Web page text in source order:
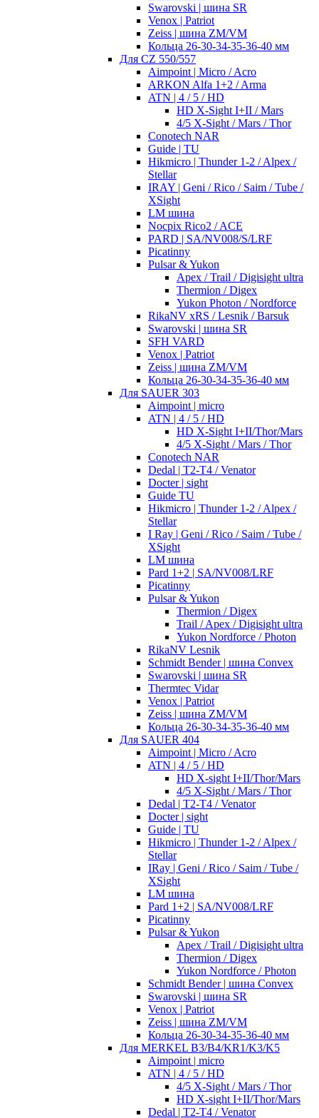
Swarovski | шина SR
Venox | Patriot
Zeiss | шина ZM/VM
Кольца 26-30-34-35-36-40 мм
Для CZ 550/557
Aimpoint | Micro / Acro
ARKON Alfa 1+2 / Arma
ATN | 4 / 5 / HD
HD X-Sight I+II / Mars
4/5 X-Sight / Mars / Thor
Conotech NAR
Guide | TU
Hikmicro | Thunder 1-2 / Alpex /
Stellar
IRAY | Geni / Rico / Saim / Tube /
XSight
LM шина
Nocpix Rico2 / ACE
PARD | SA/NV008/S/LRF
Picatinny
Pulsar & Yukon
Apex / Trail / Digisight ultra
Thermion / Digex
Yukon Photon / Nordforce
RikaNV xRS / Lesnik / Barsuk
Swarovski | шина SR
SFH VARD
Venox | Patriot
Zeiss | шина ZM/VM
Кольца 26-30-34-35-36-40 мм
Для SAUER 303
Aimpoint | micro
ATN | 4 / 5 / HD
HD X-Sight I+II/Thor/Mars
4/5 X-Sight / Mars / Thor
Conotech NAR
Dedal | T2-T4 / Venator
Docter | sight
Guide TU
Hikmicro | Thunder 1-2 / Alpex /
Stellar
I Ray | Geni / Rico / Saim / Tube /
XSight
LM шина
Pard 1+2 | SA/NV008/LRF
Picatinny
Pulsar & Yukon
Thermion / Digex
Trail / Apex / Digisight ultra
Yukon Nordforce / Photon
RikaNV Lesnik
Schmidt Bender | шина Convex
Swarovski | шина SR
Thermtec Vidar
Venox | Patriot
Zeiss | шина ZM/VM
Кольца 26-30-34-35-36-40 мм
Для SAUER 404
Aimpoint | Micro / Acro
ATN | 4 / 5 / HD
HD X-sight I+II/Thor/Mars
4/5 X-Sight / Mars / Thor
Dedal | T2-T4 / Venator
Docter | sight
Guide | TU
Hikmicro | Thunder 1-2 / Alpex /
Stellar
IRay | Geni / Rico / Saim / Tube /
XSight
LM шина
Pard 1+2 | SA/NV008/LRF
Picatinny
Pulsar & Yukon
Apex / Trail / Digisight ultra
Thermion / Digex
Yukon Nordforce / Photon
Schmidt Bender | шина Convex
Swarovski | шина SR
Venox | Patriot
Zeiss | шина ZM/VM
Кольца 26-30-34-35-36-40 мм
Для MERKEL B3/B4/KR1/K3/K5
Aimpoint | micro
ATN | 4 / 5 / HD
4/5 X-Sight / Mars / Thor
HD X-sight I+II/Thor/Mars
Dedal | T2-T4 / Venator